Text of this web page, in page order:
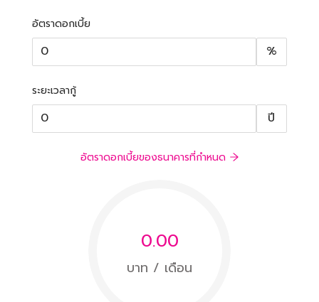
อัตราดอกเบี้ย
%
ระยะเวลากู้
ปี
อัตราดอกเบี้ยของธนาคารที่กำหนด
0.00
บาท / เดือน